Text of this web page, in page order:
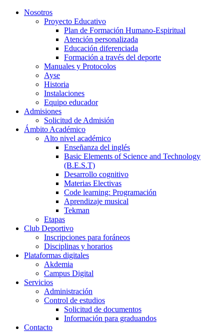
Nosotros
Proyecto Educativo
Plan de Formación Humano-Espiritual
Atención personalizada
Educación diferenciada
Formación a través del deporte
Manuales y Protocolos
Ayse
Historia
Instalaciones
Equipo educador
Admisiones
Solicitud de Admisión
Ámbito Académico
Alto nivel académico
Enseñanza del inglés
Basic Elements of Science and Technology
(B.E.S.T)
Desarrollo cognitivo
Materias Electivas
Code learning: Programación
Aprendizaje musical
Tekman
Etapas
Club Deportivo
Inscripciones para foráneos
Disciplinas y horarios
Plataformas digitales
Akdemia
Campus Digital
Servicios
Administración
Control de estudios
Solicitud de documentos
Información para graduandos
Contacto